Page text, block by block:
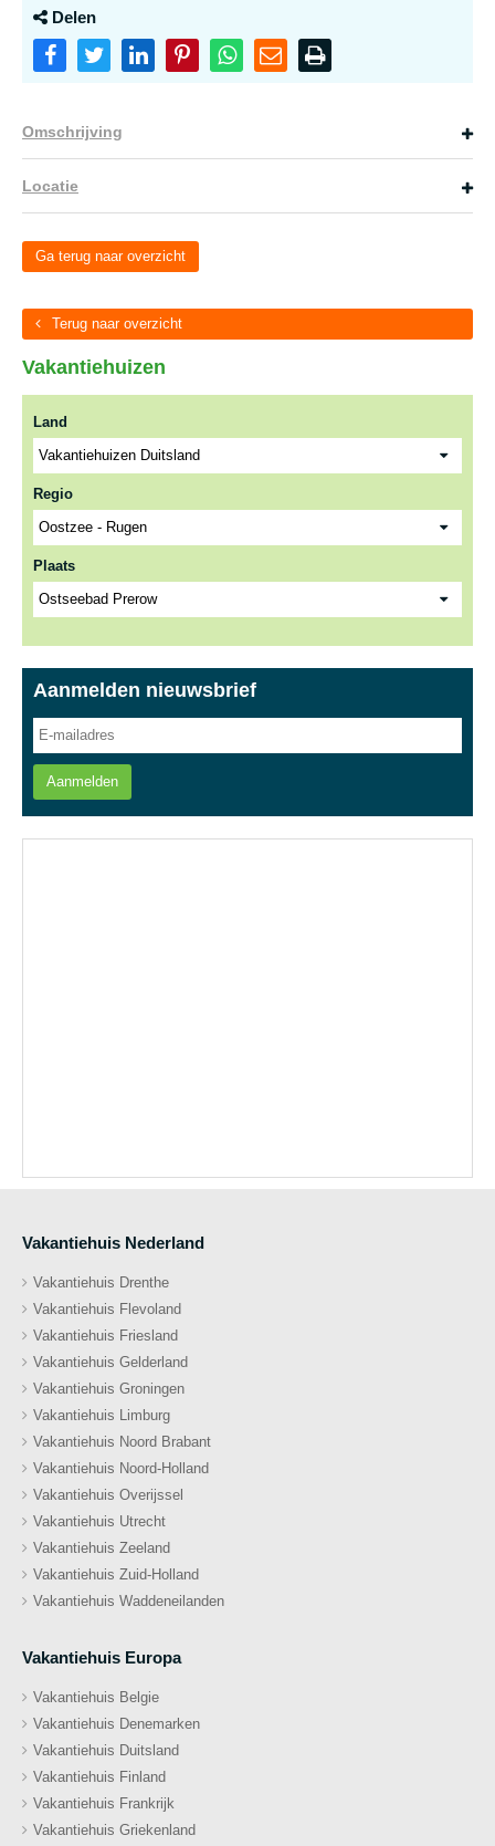
Delen
Omschrijving
Locatie
Ga terug naar overzicht
Terug naar overzicht
Vakantiehuizen
Land
Regio
Plaats
Aanmelden nieuwsbrief
Aanmelden
Vakantiehuis Nederland
Vakantiehuis Drenthe
Vakantiehuis Flevoland
Vakantiehuis Friesland
Vakantiehuis Gelderland
Vakantiehuis Groningen
Vakantiehuis Limburg
Vakantiehuis Noord Brabant
Vakantiehuis Noord-Holland
Vakantiehuis Overijssel
Vakantiehuis Utrecht
Vakantiehuis Zeeland
Vakantiehuis Zuid-Holland
Vakantiehuis Waddeneilanden
Vakantiehuis Europa
Vakantiehuis Belgie
Vakantiehuis Denemarken
Vakantiehuis Duitsland
Vakantiehuis Finland
Vakantiehuis Frankrijk
Vakantiehuis Griekenland